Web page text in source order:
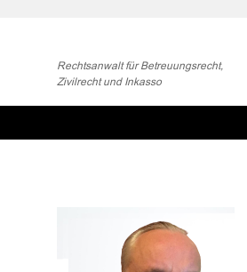
Rechtsanwalt für Betreuungsrecht,
Zivilrecht und Inkasso